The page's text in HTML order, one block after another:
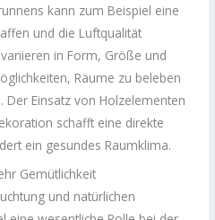
kann zum Beispiel eine
und die Luftqualität
in Form, Größe und
Räume zu beleben
Einsatz von Holzelementen
schafft eine direkte
ein gesundes Raumklima.
Gemütlichkeit
und natürlichen